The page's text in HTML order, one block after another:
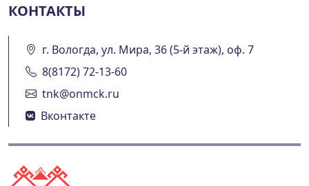
КОНТАКТЫ
г. Вологда, ул. Мира, 36 (5-й этаж), оф. 7
8(8172) 72-13-60
tnk@onmck.ru
Вконтакте